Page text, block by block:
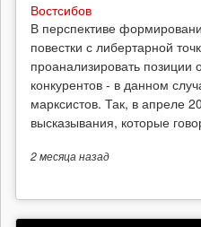
Востсибов
В перспективе
повестки с либертарной
проанализировать позиции
конкурентов - в данном
марксистов. Так, в апреле
высказывания, которые
2 месяцаназад